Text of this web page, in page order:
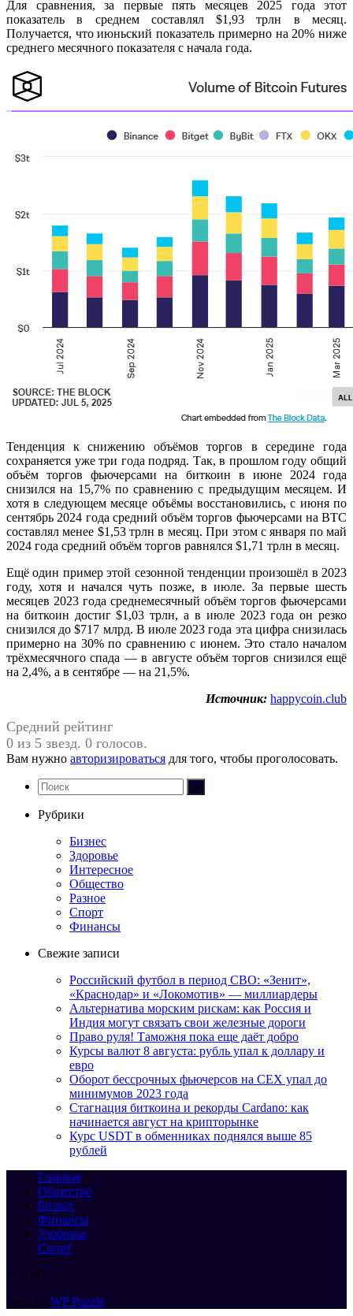
Для сравнения, за первые пять месяцев 2025 года этот
показатель в среднем составлял $1,93 трлн в месяц.
Получается, что июньский показатель примерно на 20% ниже
среднего месячного показателя с начала года.
Тенденция к снижению объёмов торгов в середине года
сохраняется уже три года подряд. Так, в прошлом году общий
объём торгов фьючерсами на биткоин в июне 2024 года
снизился на 15,7% по сравнению с предыдущим месяцем. И
хотя в следующем месяце объёмы восстановились, с июня по
сентябрь 2024 года средний объём торгов фьючерсами на BTC
составлял менее $1,53 трлн в месяц. При этом с января по май
2024 года средний объём торгов равнялся $1,71 трлн в месяц.
Ещё один пример этой сезонной тенденции произошёл в 2023
году, хотя и начался чуть позже, в июле. За первые шесть
месяцев 2023 года среднемесячный объём торгов фьючерсами
на биткоин достиг $1,03 трлн, а в июле 2023 года он резко
снизился до $717 млрд. В июле 2023 года эта цифра снизилась
примерно на 30% по сравнению с июнем. Это стало началом
трёхмесячного спада — в августе объём торгов снизился ещё
на 2,4%, а в сентябре — на 21,5%.
Источник: happycoin.club
Средний рейтинг
0 из 5 звезд. 0 голосов.
Вам нужно авторизироваться для того, чтобы проголосовать.
Рубрики
Бизнес
Здоровье
Интересное
Общество
Разное
Спорт
Финансы
Свежие записи
Российский футбол в период СВО: «Зенит»,
«Краснодар» и «Локомотив» — миллиардеры
Альтернатива морским рискам: как Россия и
Индия могут связать свои железные дороги
Право руля! Таможня пока еще даёт добро
Курсы валют 8 августа: рубль упал к доллару и
евро
Оборот бессрочных фьючерсов на CEX упал до
минимумов 2023 года
Стагнация биткоина и рекорды Cardano: как
начинается август на крипторынке
Курс USDT в обменниках поднялся выше 85
рублей
Главная
Общество
Бизнес
Финансы
Здоровье
Спорт
© 2026
Тема от WP Puzzle